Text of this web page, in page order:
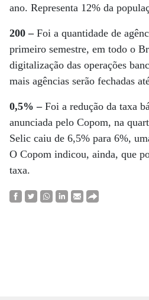
ano. Representa 12% da
200 –Foi a quantidade de
primeiro semestre, em todo o
digitalização das operações
mais agências serão fechadas
0,5% –Foi a redução da taxa
anunciada pelo Copom, na
Selic caiu de 6,5% para 6%,
O Copom indicou, ainda, que
taxa.